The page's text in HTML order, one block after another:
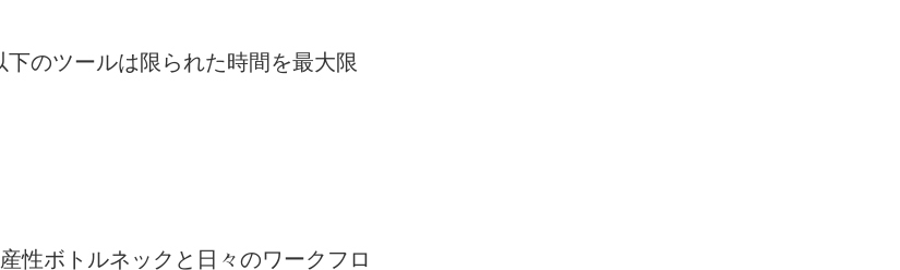
のツールは限られた時間を最大限
性ボトルネックと日々のワークフロ